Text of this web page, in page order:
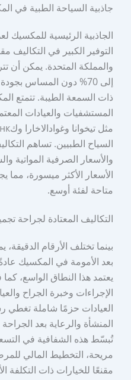
جاذبية السياحة الطبية في
الجاذبية الرئيسية للمكسيك
التوفير الكبير في التكاليف
إلى 70% دون المساس
ذات السمعة الطيبة. تتمتع
المستشفيات والعيادات
السياح الطبيين. تساهم
والأسعار الصرفية المواتية
الأسعار الأكثر ميسورة، مما
متاحة لفئة أوسع.
التكاليف المعتادة لجراحة
بينما تختلف الأرقام
يعتمد هذا النطاق الواسع،
الإجراءات وخبرة الجراح
العيادات حزمًا شاملة تغطي
المنشأة والرعاية بعد
تُبسّط هذه الشفافية في
مريحة، التخطيط المالي
مقنعًا للخيارات ذات التكلفة